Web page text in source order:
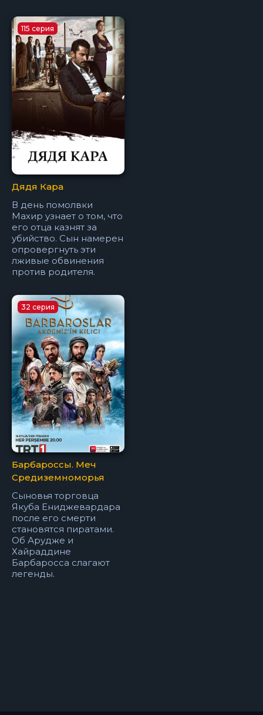
115 серия
Дядя Кара
В день помолвки
Махир узнает о том, что
его отца казнят за
убийство. Сын намерен
опровергнуть эти
лживые обвинения
против родителя.
32 серия
Барбароссы. Меч
Средиземноморья
Сыновья торговца
Якуба Ениджевардара
после его смерти
становятся пиратами.
Об Арудже и
Хайраддине
Барбаросса слагают
легенды.